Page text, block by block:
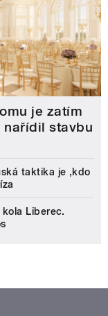
je zatím
nařídil stavbu
taktika je ‚kdo
Liberec.